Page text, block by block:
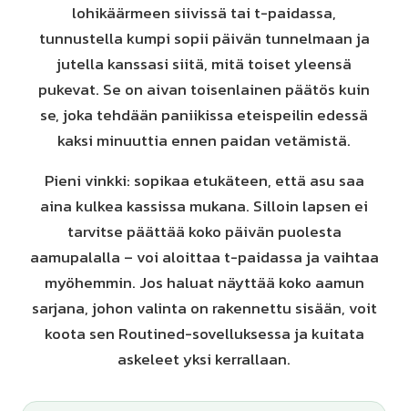
lohikäärmeen siivissä tai t-paidassa,
tunnustella kumpi sopii päivän tunnelmaan ja
jutella kanssasi siitä, mitä toiset yleensä
pukevat. Se on aivan toisenlainen päätös kuin
se, joka tehdään paniikissa eteispeilin edessä
kaksi minuuttia ennen paidan vetämistä.
Pieni vinkki: sopikaa etukäteen, että asu saa
aina kulkea kassissa mukana. Silloin lapsen ei
tarvitse päättää koko päivän puolesta
aamupalalla – voi aloittaa t-paidassa ja vaihtaa
myöhemmin. Jos haluat näyttää koko aamun
sarjana, johon valinta on rakennettu sisään, voit
koota sen Routined-sovelluksessa ja kuitata
askeleet yksi kerrallaan.